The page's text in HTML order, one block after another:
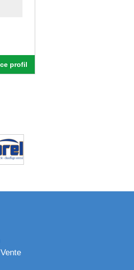
profil